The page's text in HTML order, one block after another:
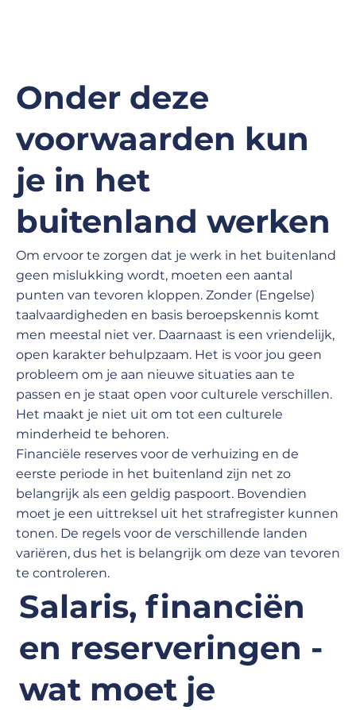
Onder deze
voorwaarden kun
je in het
buitenland werken
Om ervoor te zorgen dat je werk in het buitenland
geen mislukking wordt, moeten een aantal
punten van tevoren kloppen. Zonder (Engelse)
taalvaardigheden en basis beroepskennis komt
men meestal niet ver. Daarnaast is een vriendelijk,
open karakter behulpzaam. Het is voor jou geen
probleem om je aan nieuwe situaties aan te
passen en je staat open voor culturele verschillen.
Het maakt je niet uit om tot een culturele
minderheid te behoren.
Financiële reserves voor de verhuizing en de
eerste periode in het buitenland zijn net zo
belangrijk als een geldig paspoort. Bovendien
moet je een uittreksel uit het strafregister kunnen
tonen. De regels voor de verschillende landen
variëren, dus het is belangrijk om deze van tevoren
te controleren.
Salaris, financiën
en reserveringen -
wat moet je